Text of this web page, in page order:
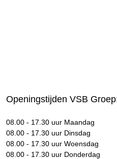
Openingstijden VSB
08.00 - 17.30 uur Maandag
08.00 - 17.30 uur Dinsdag
08.00 - 17.30 uur Woensdag
08.00 - 17.30 uur Donderdag